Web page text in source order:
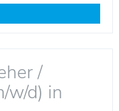
/
w/d) in